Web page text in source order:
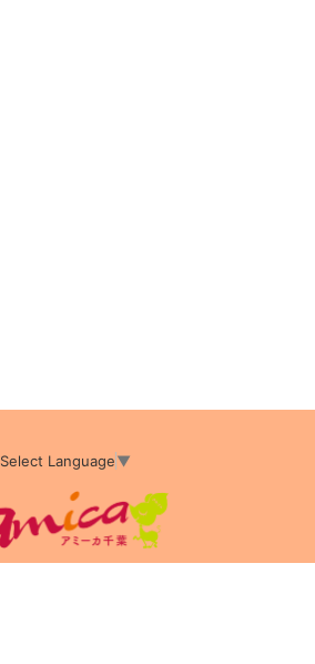
Select Language▼